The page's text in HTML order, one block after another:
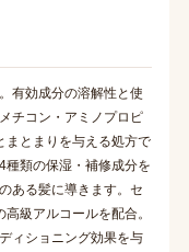
有効成分の溶解性と使
チコン・アミノプロピ
まとまりを与える処方で
種類の保湿・補修成分を
ある髪に導きます。セ
級アルコールを配合。
ィショニング効果を与